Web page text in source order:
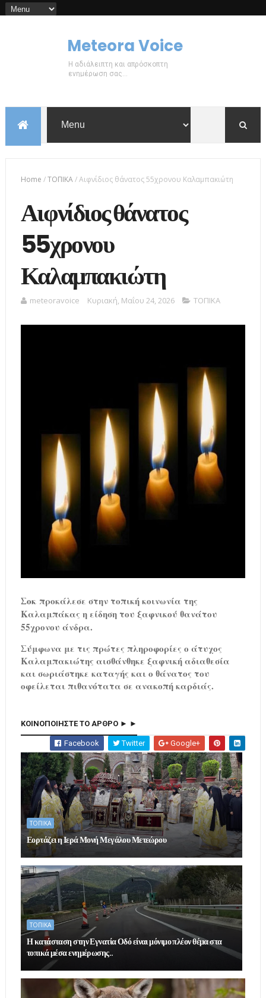
Meteora Voice
Η αδιάλειπτη και απρόσκοπτη
ενημέρωση σας...
Home /ΤΟΠΙΚΑ/Αιφνίδιος θάνατος 55χρονου Καλαμπακιώτη
Αιφνίδιος θάνατος
55χρονου
Καλαμπακιώτη
meteoravoice Κυριακή, Μαΐου 24, 2026 ΤΟΠΙΚΑ
Σοκ προκάλεσε στην τοπική κοινωνία της
Καλαμπάκας η είδηση του ξαφνικού θανάτου
55χρονου άνδρα.
Σύμφωνα με τις πρώτες πληροφορίες ο άτυχος
Καλαμπακιώτης αισθάνθηκε ξαφνική αδιαθεσία
και σωριάστηκε καταγής και ο θάνατος του
οφείλεται πιθανότατα σε ανακοπή καρδιάς.
ΚΟΙΝΟΠΟΙΗΣΤΕ ΤΟ ΑΡΘΡΟ ► ►
Facebook Twitter Google+
ΤΟΠΙΚΑ
Εορτάζει η Ιερά Μονή Μεγάλου Μετεώρου
ΤΟΠΙΚΑ
Η κατάσταση στην Εγνατία Οδό είναι μόνιμο πλέον θέμα στα
τοπικά μέσα ενημέρωσης..